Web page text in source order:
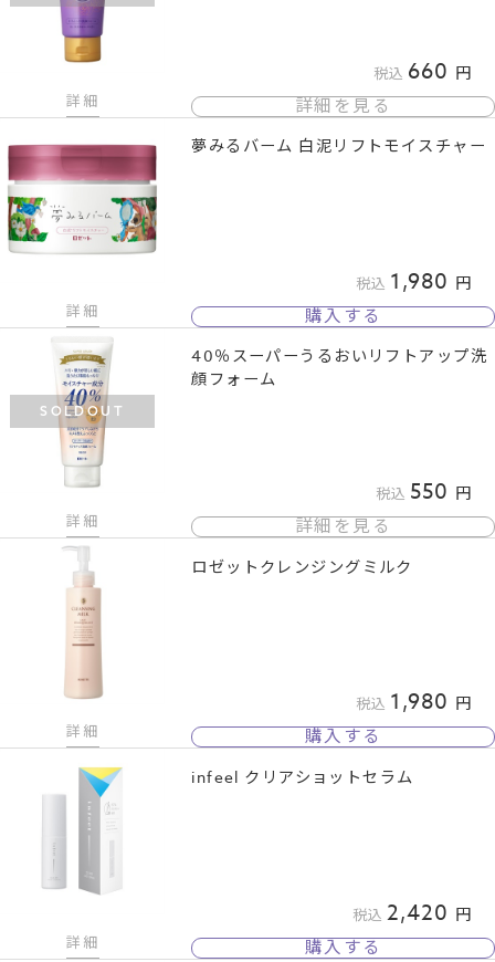
詳細
税込 660
詳細を見る
詳細
夢みるバーム 白泥リフトモイスチャー
税込 1,980
購入する
SOLDOUT
詳細
40％スーパーうるおいリフトアップ洗
顔フォーム
税込 550
詳細を見る
詳細
ロゼットクレンジングミルク
税込 1,980
購入する
詳細
infeel クリアショットセラム
税込 2,420
購入する